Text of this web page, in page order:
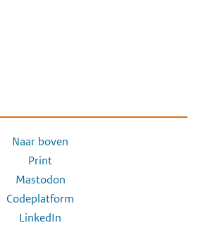
Naar boven
Print
Mastodon
Codeplatform
LinkedIn